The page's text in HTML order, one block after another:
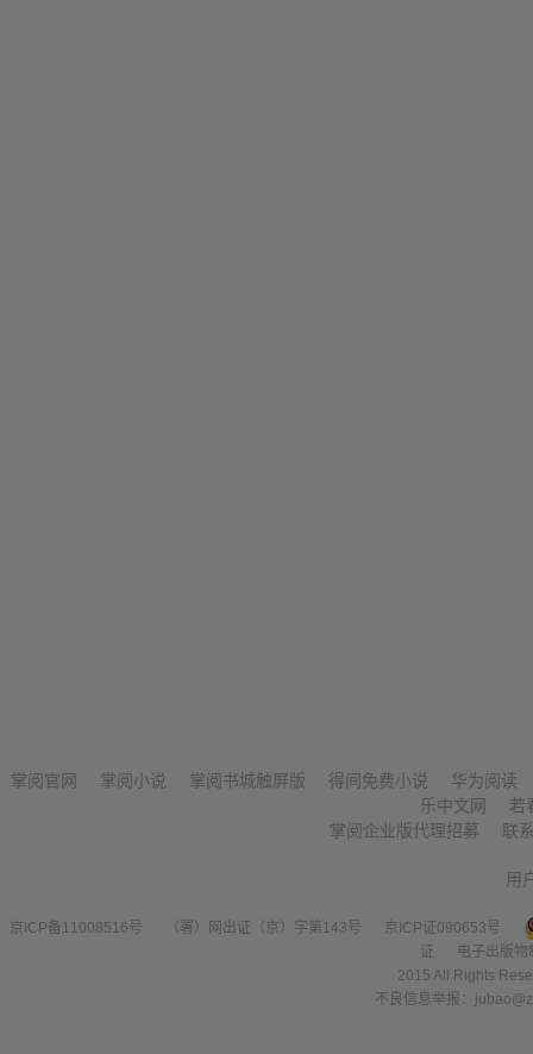
掌阅官网 掌阅小说 掌阅书城触屏版 得间免费小说
华为阅读
乐中文网
若
掌阅企业版代理招募
联
用
京ICP备11008516号 （署）网出证（京）字第143号
京ICP证090653号
证
电子出版
2015 All Rights
不良信息举报：